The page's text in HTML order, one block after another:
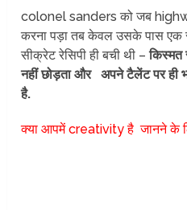
colonel sanders को जब
करना पड़ा तब केवल उसके पास एक
सीक्रेट रेसिपी ही बची थी –किस्मत
नहीं छोड़ता और
अपने टैलेंट पर ही
है.
क्या आपमें creativity है जानने के